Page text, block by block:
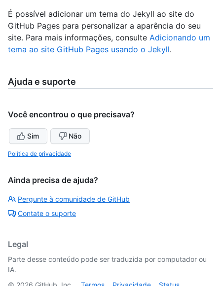
É possível adicionar um tema do Jekyll ao site do
GitHub Pages para personalizar a aparência do seu
site. Para mais informações, consulte Adicionando um
tema ao site GitHub Pages usando o Jekyll.
Ajuda e suporte
Você encontrou o que precisava?
Sim Não
Política de privacidade
Ainda precisa de ajuda?
Pergunte à comunidade de GitHub
Contate o suporte
Legal
Parte desse conteúdo pode ser traduzida por computador ou
IA.